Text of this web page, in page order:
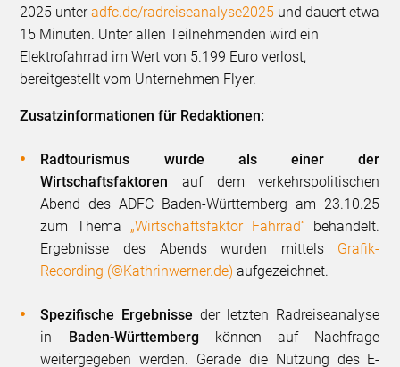
2025 unteradfc.de/radreiseanalyse2025 und dauert etwa
15 Minuten. Unter allen Teilnehmenden wird ein
Elektrofahrrad im Wert von 5.199 Euro verlost,
bereitgestellt vom Unternehmen Flyer.
Zusatzinformationen für Redaktionen:
Radtourismus wurde als einer der
Wirtschaftsfaktorenauf dem verkehrspolitischen
Abend des ADFC Baden-Württemberg am 23.10.25
zum Thema „Wirtschaftsfaktor Fahrrad“behandelt.
Ergebnisse des Abends wurden mittels Grafik-
Recording (©Kathrinwerner.de) aufgezeichnet.
Spezifische Ergebnisseder letzten Radreiseanalyse
in
Baden-Württemberg
können auf Nachfrage
weitergegeben werden. Gerade die Nutzung des E-